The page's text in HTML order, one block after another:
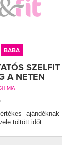
BABA
SZELFIT
A NETEN
MIA
ajándéknak”
töltött időt.